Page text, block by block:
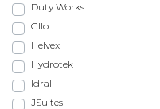
Duty Works
Gllo
Helvex
Hydrotek
Idral
JSuites